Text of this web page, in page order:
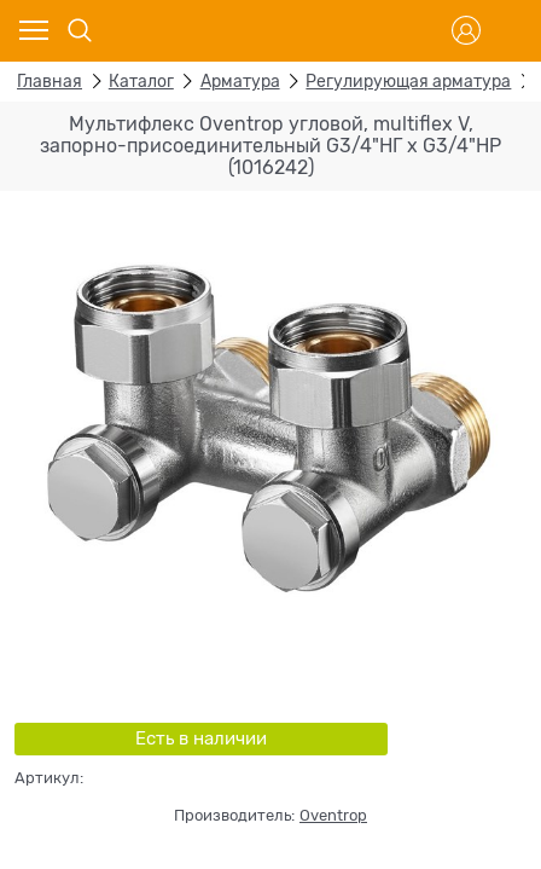
Главная Каталог Арматура Регулирующая арматура
Мультифлекс Oventrop угловой, multiflex V,
запорно-присоединительный G3/4"НГ x G3/4"НР
(1016242)
Есть в наличии
Артикул:
Производитель: Oventrop